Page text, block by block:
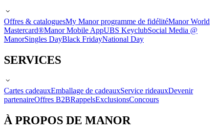
Offres & cataloguesMy Manor programme de fidélitéManor World
Mastercard®Manor Mobile AppUBS KeyclubSocial Media @
ManorSingles DayBlack FridayNational Day
SERVICES
Cartes cadeauxEmballage de cadeauxService rideauxDevenir
partenaireOffres B2BRappelsExclusionsConcours
À PROPOS DE MANOR